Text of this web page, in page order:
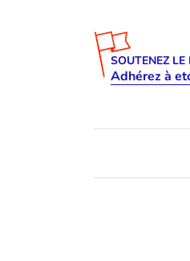
SOUTENEZ LE
Adhérez à